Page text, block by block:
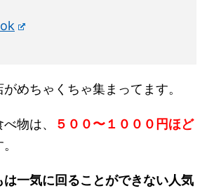
めちゃくちゃ集まってます。
物は、
５００〜１０００円ほど
は一気に回ることができない人気